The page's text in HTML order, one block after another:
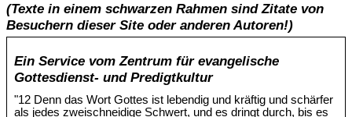
(Texte in einem schwarzen Rahmen sind Zitate von
Besuchern dieser Site oder anderen Autoren!)
Ein Service vom Zentrum für evangelische
Gottesdienst- und Predigtkultur
"12 Denn das Wort Gottes ist lebendig und kräftig und schärfer
als jedes zweischneidige Schwert, und es dringt durch, bis es